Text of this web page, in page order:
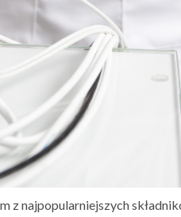
z najpopularniejszych